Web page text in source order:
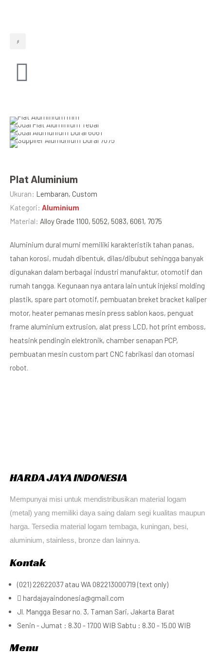
Plat Aluminium
Ukuran: Lembaran, Custom
Kategori: Aluminium
Material: Alloy Grade 1100, 5052, 5083, 6061, 7075
Aluminium dural murni memiliki karakteristik tahan panas,
tahan korosi, mudah dibentuk, dilas/dibubut sehingga banyak
digunakan dalam berbagai industri manufaktur, otomotif dan
rumah tangga. Kegunaan nya antara lain untuk injeksi molding
plastik, spare part otomotif, pembuatan breket bracket kaliper
motor, heater pemanas mesin press sablon kaos, penguat
frame aluminium extrusion, alat press LCD, hot print emboss,
heatsink pendingin elektronik, chamber senapan PCP,
pembuatan mesin custom part CNC fabrikasi dan otomasi
robot.
HARDA JAYA INDONESIA
Mempunyai misi untuk mendistribusikan material logam
(metal) yang memiliki daya saing dalam segi kualitas maupun
harga. Tersedia material logam tembaga, kuningan, besi,
aluminium, stainless, bronze dan lainnya.
Kontak
(021) 22622037 atau WA 082213000719 (text only)
hardajayaindonesia@gmail.com
Jl. Mangga Besar no. 3, Taman Sari, Jakarta Barat
Senin - Jumat : 8.30 - 17.00 WIB Sabtu : 8.30 - 15.00 WIB
Menu